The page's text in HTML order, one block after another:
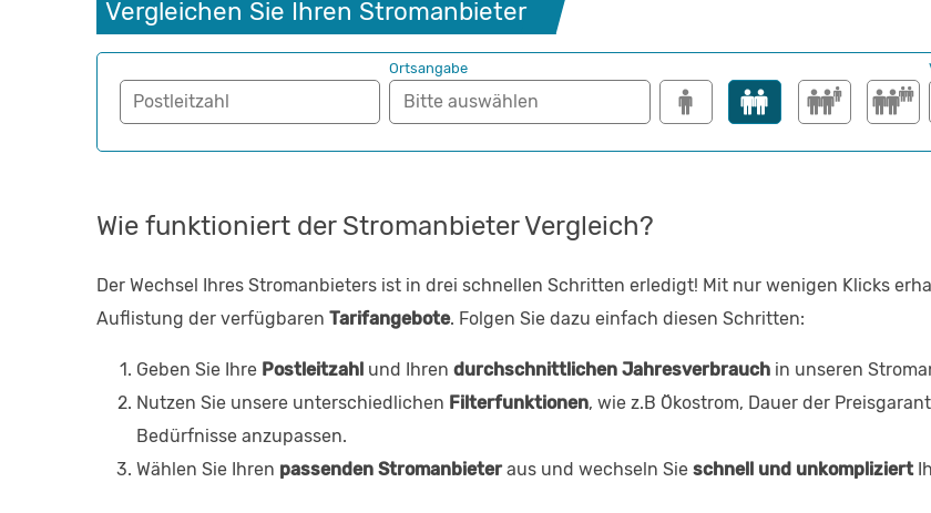
Vergleichen Sie Ihren Stromanbieter
Postleitzahl
Ortsangabe
Wie funktioniert der Stromanbieter Vergleich?
Der Wechsel Ihres Stromanbieters ist in drei schnellen Schritten erledigt! Mit nur wenigen Klicks
Auflistung der verfügbaren Tarifangebote. Folgen Sie dazu einfach diesen Schritten:
Geben Sie Ihre Postleitzahl und Ihren durchschnittlichen Jahresverbrauch in unseren
Nutzen Sie unsere unterschiedlichen Filterfunktionen, wie z.B Ökostrom, Dauer der
Bedürfnisse anzupassen.
Wählen Sie Ihren passenden Stromanbieteraus und wechseln Sie schnell und unkompliziert